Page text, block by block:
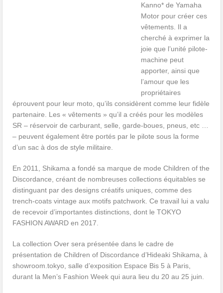
Kanno* de Yamaha
Motor pour créer ces
vêtements. Il a
cherché à exprimer la
joie que l’unité pilote-
machine peut
apporter, ainsi que
l’amour que les
propriétaires
éprouvent pour leur moto, qu’ils considèrent comme leur fidèle
partenaire. Les « vêtements » qu’il a créés pour les modèles
SR – réservoir de carburant, selle, garde-boues, pneus, etc …
– peuvent également être portés par le pilote sous la forme
d’un sac à dos de style militaire.
En 2011, Shikama a fondé sa marque de mode Children of the
Discordance, créant de nombreuses collections équitables se
distinguant par des designs créatifs uniques, comme des
trench-coats vintage aux motifs patchwork. Ce travail lui a valu
de recevoir d’importantes distinctions, dont le TOKYO
FASHION AWARD en 2017.
La collection Over sera présentée dans le cadre de
présentation de Children of Discordance d’Hideaki Shikama, à
showroom.tokyo, salle d’exposition Espace Bis 5 à Paris,
durant la Men’s Fashion Week qui aura lieu du 20 au 25 juin.